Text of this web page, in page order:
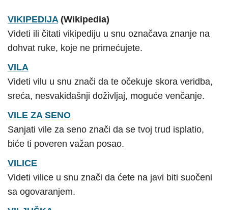
VIKIPEDIJA (Wikipedia)
Videti ili čitati vikipediju u snu označava znanje na
dohvat ruke, koje ne primećujete.
VILA
Videti vilu u snu znači da te očekuje skora veridba,
sreća, nesvakidašnji doživljaj, moguće venčanje.
VILE ZA SENO
Sanjati vile za seno znači da se tvoj trud isplatio,
biće ti poveren važan posao.
VILICE
Videti vilice u snu znači da ćete na javi biti suočeni
sa ogovaranjem.